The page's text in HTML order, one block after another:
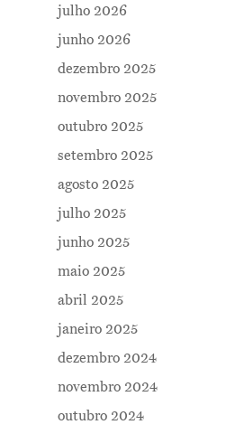
julho 2026
junho 2026
dezembro 2025
novembro 2025
outubro 2025
setembro 2025
agosto 2025
julho 2025
junho 2025
maio 2025
abril 2025
janeiro 2025
dezembro 2024
novembro 2024
outubro 2024